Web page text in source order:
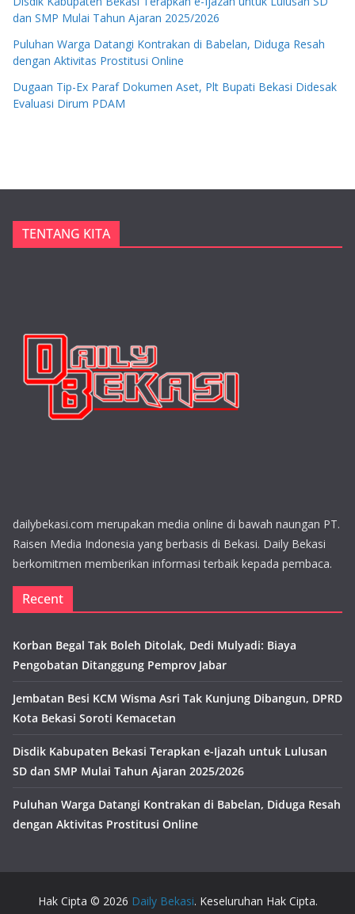
dan SMP Mulai Tahun Ajaran 2025/2026
Puluhan Warga Datangi Kontrakan di Babelan, Diduga Resah
dengan Aktivitas Prostitusi Online
Dugaan Tip-Ex Paraf Dokumen Aset, Plt Bupati Bekasi Didesak
Evaluasi Dirum PDAM
TENTANG KITA
dailybekasi.com merupakan media online di bawah naungan PT.
Raisen Media Indonesia yang berbasis di Bekasi. Daily Bekasi
berkomitmen memberikan informasi terbaik kepada pembaca.
Recent
Korban Begal Tak Boleh Ditolak, Dedi Mulyadi: Biaya
Pengobatan Ditanggung Pemprov Jabar
Jembatan Besi KCM Wisma Asri Tak Kunjung Dibangun, DPRD
Kota Bekasi Soroti Kemacetan
Disdik Kabupaten Bekasi Terapkan e-Ijazah untuk Lulusan
SD dan SMP Mulai Tahun Ajaran 2025/2026
Puluhan Warga Datangi Kontrakan di Babelan, Diduga Resah
dengan Aktivitas Prostitusi Online
Hak Cipta © 2026 Daily Bekasi. Keseluruhan Hak Cipta.